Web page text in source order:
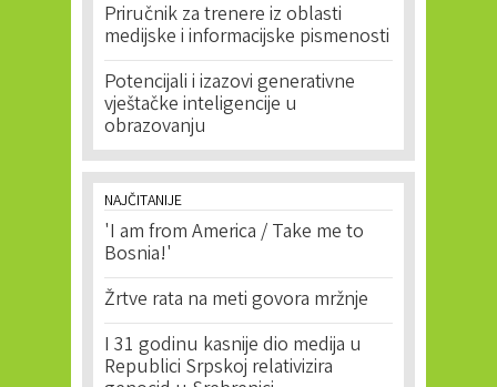
Priručnik za trenere iz oblasti
medijske i informacijske pismenosti
Potencijali i izazovi generativne
vještačke inteligencije u
obrazovanju
NAJČITANIJE
'I am from America / Take me to
Bosnia!'
Žrtve rata na meti govora mržnje
I 31 godinu kasnije dio medija u
Republici Srpskoj relativizira